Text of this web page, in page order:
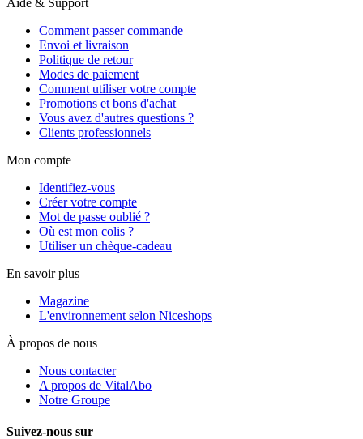
Comment passer commande
Envoi et livraison
Politique de retour
Modes de paiement
Comment utiliser votre compte
Promotions et bons d'achat
Vous avez d'autres questions ?
Clients professionnels
Mon compte
Identifiez-vous
Créer votre compte
Mot de passe oublié ?
Où est mon colis ?
Utiliser un chèque-cadeau
En savoir plus
Magazine
L'environnement selon Niceshops
À propos de nous
Nous contacter
A propos de VitalAbo
Notre Groupe
Suivez-nous sur